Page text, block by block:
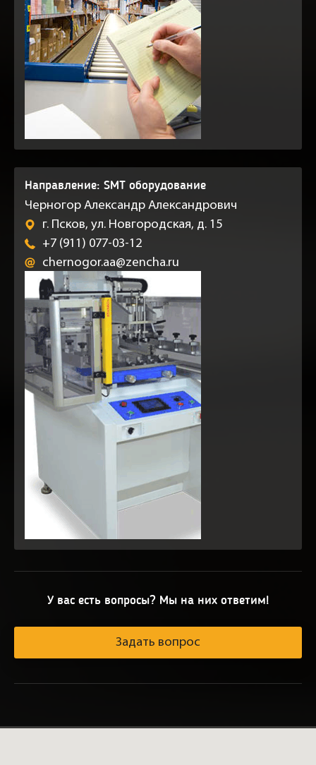
Направление: SMT оборудование
Черногор Александр Александрович
г. Псков, ул. Новгородская, д. 15
+7 (911) 077-03-12
chernogor.aa@zencha.ru
Задать вопрос
У вас есть вопросы? Мы на них ответим!